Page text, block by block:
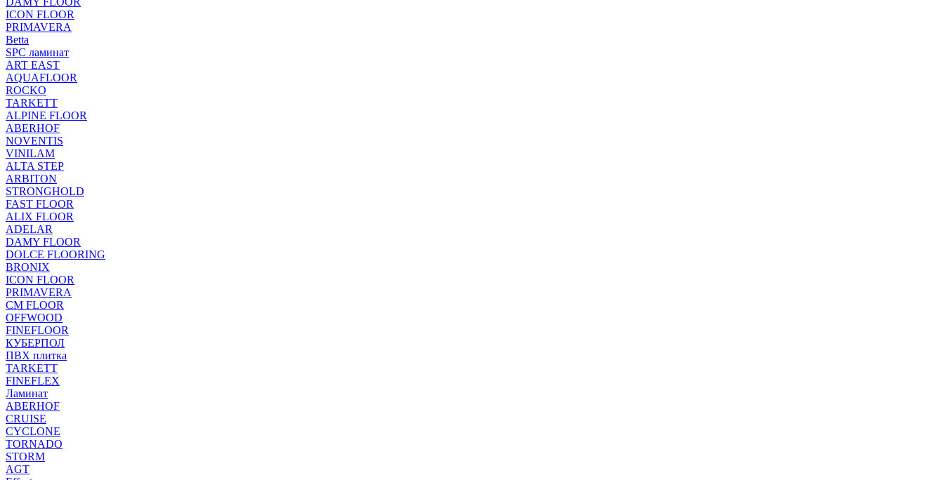
ICON FLOOR
PRIMAVERA
Betta
SPC ламинат
ART EAST
AQUAFLOOR
ROCKO
TARKETT
ALPINE FLOOR
ABERHOF
NOVENTIS
VINILAM
ALTA STEP
ARBITON
STRONGHOLD
FAST FLOOR
ALIX FLOOR
ADELAR
DAMY FLOOR
DOLCE FLOORING
BRONIX
ICON FLOOR
PRIMAVERA
CM FLOOR
OFFWOOD
FINEFLOOR
КУБЕРПОЛ
ПВХ плитка
TARKETT
FINEFLEX
Ламинат
ABERHOF
CRUISE
CYCLONE
TORNADO
STORM
AGT